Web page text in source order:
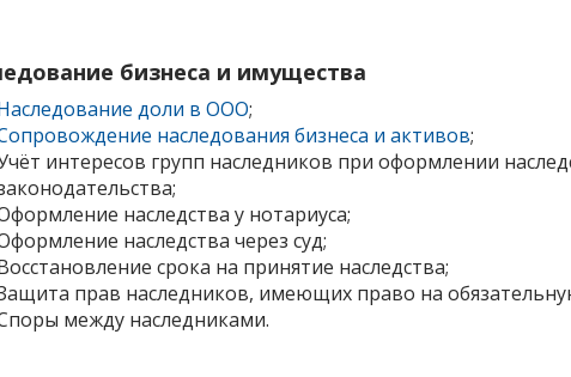
бизнеса и имущества
доли в ООО;
наследования бизнеса и активов;
интересов групп наследников при оформлении
наследства у нотариуса;
наследства через суд;
срока на принятие наследства;
прав наследников, имеющих право на
между наследниками.